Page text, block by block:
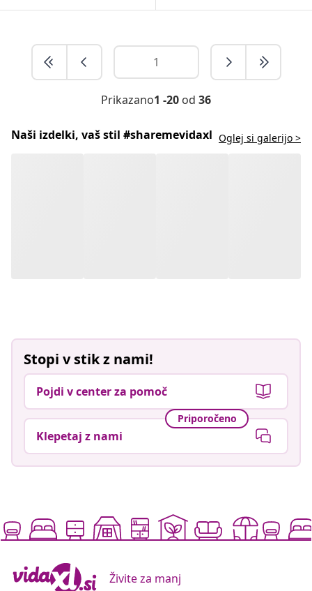
Prikazano1 -20 od 36
Naši izdelki, vaš stil #sharemevidaxl Oglej si galerijo >
Stopi v stik z nami!
Pojdi v center za pomoč
Priporočeno
Klepetaj z nami
Živite za manj